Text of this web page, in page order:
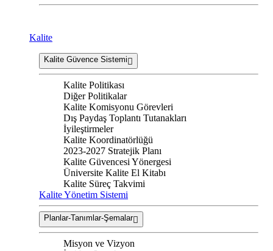
Kalite
Kalite Güvence Sistemi
Kalite Politikası
Diğer Politikalar
Kalite Komisyonu Görevleri
Dış Paydaş Toplantı Tutanakları
İyileştirmeler
Kalite Koordinatörlüğü
2023-2027 Stratejik Planı
Kalite Güvencesi Yönergesi
Üniversite Kalite El Kitabı
Kalite Süreç Takvimi
Kalite Yönetim Sistemi
Planlar-Tanımlar-Şemalar
Misyon ve Vizyon